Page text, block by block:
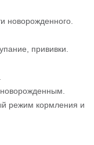
новорожденного.
прививки.
режим кормления и